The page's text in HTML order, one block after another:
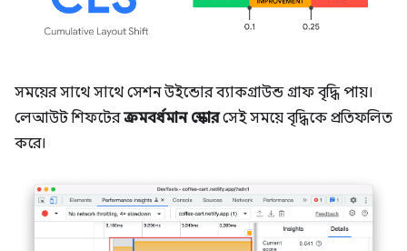
সময়ের সাথে সাথে সেশন উইন্ডোর ব্যাকগ্রাউন্ড গ্রাফ বৃদ্ধি পায়।
লেআউট শিফটেরক্রমবর্ধমান স্কোরসেই সময়ে বৃদ্ধিকে প্রতিফলিত
করে।